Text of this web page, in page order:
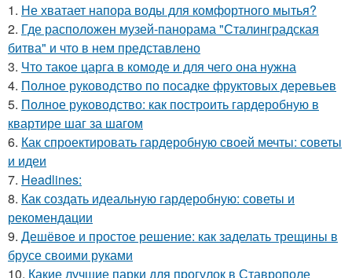
1. Не хватает напора воды для комфортного мытья?
2. Где расположен музей-панорама "Сталинградская
битва" и что в нем представлено
3. Что такое царга в комоде и для чего она нужна
4. Полное руководство по посадке фруктовых деревьев
5. Полное руководство: как построить гардеробную в
квартире шаг за шагом
6. Как спроектировать гардеробную своей мечты: советы
и идеи
7. Headlines:
8. Как создать идеальную гардеробную: советы и
рекомендации
9. Дешёвое и простое решение: как заделать трещины в
брусе своими руками
10. Какие лучшие парки для прогулок в Ставрополе